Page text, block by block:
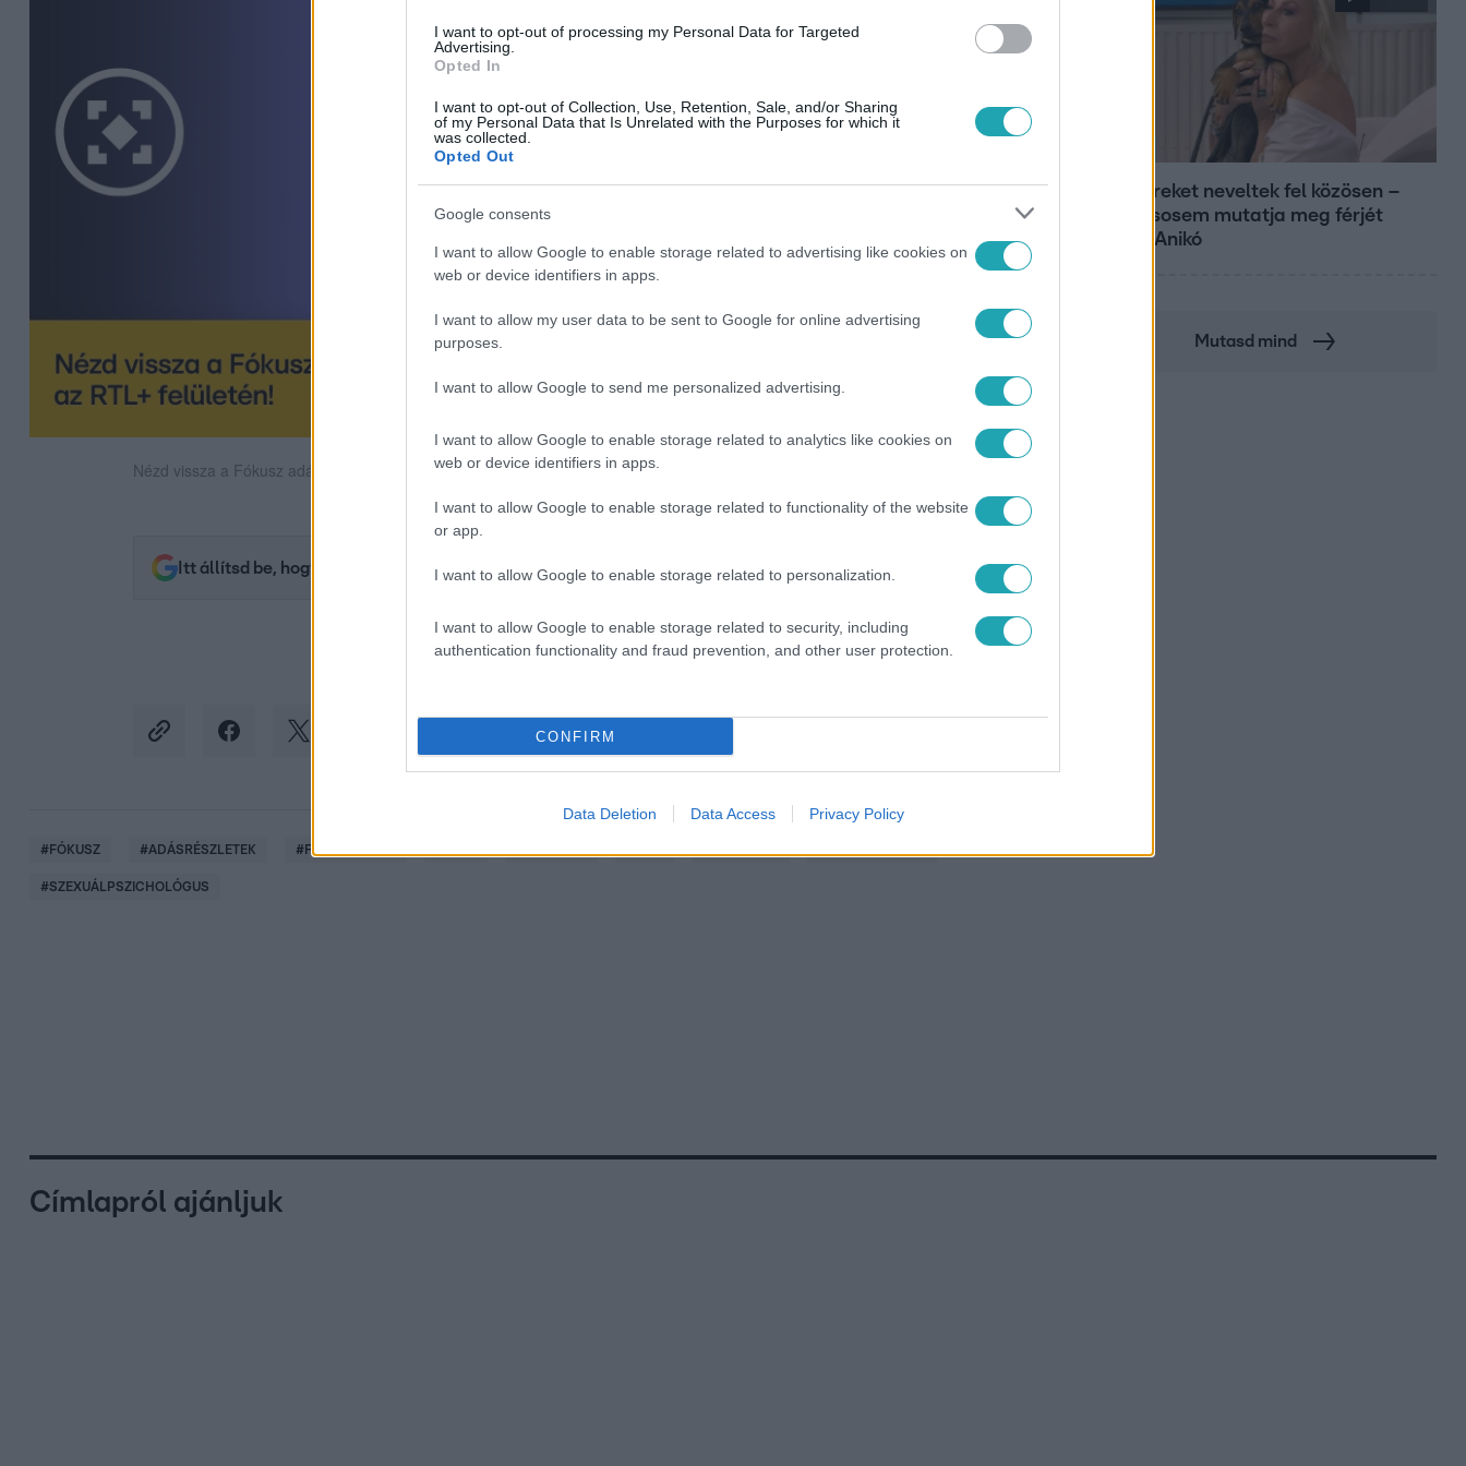
I want to opt-out of processing my Personal Data for Targeted
Advertising.
Opted In
I want to opt-out of Collection, Use, Retention, Sale, and/or Sharing
of my Personal Data that Is Unrelated with the Purposes for which it
was collected.
Opted Out
Google consents
I want to allow Google to enable storage related to advertising like cookies on
web or device identifiers in apps.
I want to allow my user data to be sent to Google for online advertising
purposes.
I want to allow Google to send me personalized advertising.
I want to allow Google to enable storage related to analytics like cookies on
web or device identifiers in apps.
I want to allow Google to enable storage related to functionality of the website
or app.
I want to allow Google to enable storage related to personalization.
I want to allow Google to enable storage related to security, including
authentication functionality and fraud prevention, and other user protection.
CONFIRM
Data Deletion Data Access Privacy Policy
Nézd vissza a Fókusz adásait az RTL+-on!
Itt állítsd be, hogy az RTL.hu az elsők között legyen a Google-találatokban!
#FÓKUSZ #ADÁSRÉSZLETEK #FELNŐTT FILM
#SZEXUÁLPSZICHOLÓGUS
Öt gyereket neveltek fel közösen –
szinte sosem mutatja meg férjét
Ungár Anikó
Mutasd mind
Címlapról ajánljuk